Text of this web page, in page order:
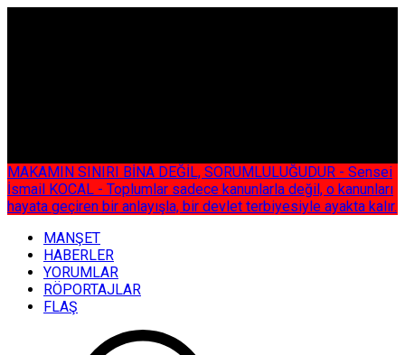
MAKAMIN SINIRI BİNA DEĞİL, SORUMLULUĞUDUR - Sensei
İsmail KOCAL - Toplumlar sadece kanunlarla değil, o kanunları
hayata geçiren bir anlayışla, bir devlet terbiyesiyle ayakta kalır.
MANŞET
HABERLER
YORUMLAR
RÖPORTAJLAR
FLAŞ